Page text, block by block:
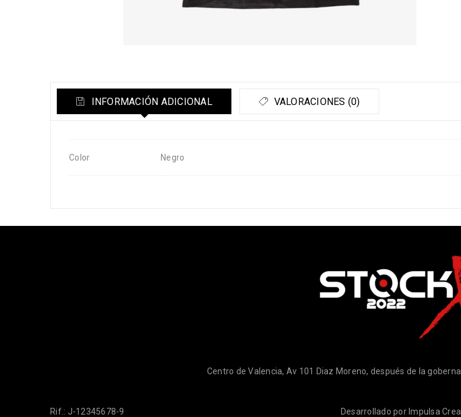
INFORMACIÓN ADICIONAL VALORACIONES (0)
Color Negro
Centro de Valencia, Av 101 Diaz Moreno, después de la
Rif.: J-12345678-9 Desarrollado por Impulsa